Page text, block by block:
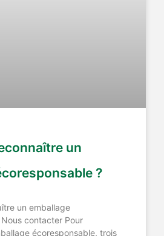
un
?
un emballage
contacter Pour
écoresponsable, trois